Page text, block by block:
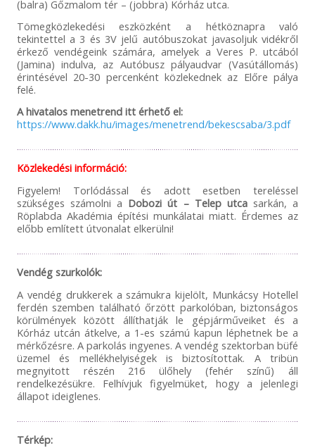
(balra) Gőzmalom tér – (jobbra) Kórház utca.
Tömegközlekedési eszközként a hétköznapra való
tekintettel a 3 és 3V jelű autóbuszokat javasoljuk vidékről
érkező vendégeink számára, amelyek a Veres P. utcából
(Jamina) indulva, az Autóbusz pályaudvar (Vasútállomás)
érintésével 20-30 percenként közlekednek az Előre pálya
felé.
A hivatalos menetrend itt érhető el:
https://www.dakk.hu/images/menetrend/bekescsaba/3.pdf
Közlekedési információ:
Figyelem! Torlódással és adott esetben tereléssel
szükséges számolni a Dobozi út – Telep utcasarkán, a
Röplabda Akadémia építési munkálatai miatt. Érdemes az
előbb említett útvonalat elkerülni!
Vendég szurkolók:
A vendég drukkerek a számukra kijelölt, Munkácsy Hotellel
ferdén szemben található őrzött parkolóban, biztonságos
körülmények között állíthatják le gépjárműveiket és a
Kórház utcán átkelve, a 1-es számú kapun léphetnek be a
mérkőzésre. A parkolás ingyenes. A vendég szektorban büfé
üzemel és mellékhelyiségek is biztosítottak. A tribün
megnyitott részén 216 ülőhely (fehér színű) áll
rendelkezésükre. Felhívjuk figyelmüket, hogy a jelenlegi
állapot ideiglenes.
Térkép: